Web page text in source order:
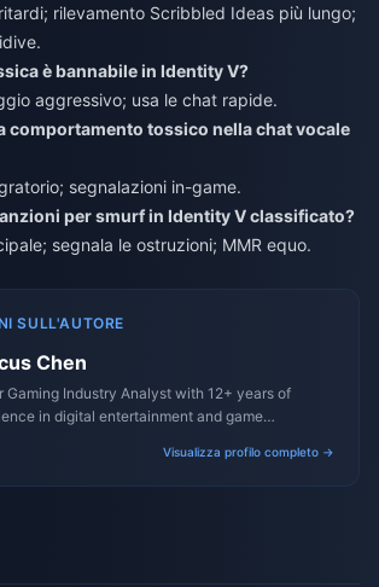
rilevamento Scribbled Ideas più lungo;
è bannabile in Identity V?
aggressivo; usa le chat rapide.
comportamento tossico nella chat vocale
segnalazioni in-game.
per smurf in Identity V classificato?
segnala le ostruzioni; MMR equo.
SULL'AUTORE
Chen
Gaming Industry Analyst with 12+ years of
in digital entertainment and game
Visualizza profilo completo →